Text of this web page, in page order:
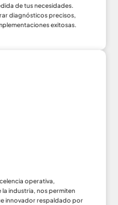
de tus necesidades.
diagnósticos precisos,
exitosas.
operativa,
industria, nos permiten
innovador respaldado por